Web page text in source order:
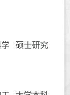
学 硕士研究